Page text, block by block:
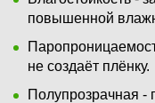
повышенной
не создаёт плёнку.
Полупрозрачная -